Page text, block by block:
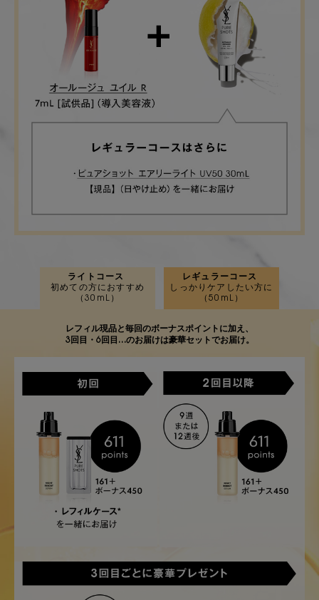
ライトコース
初めての方におすすめ
（30mL）
レギュラーコース
しっかりケアしたい方に
（50mL）
レフィル現品と毎回のボーナスポイントに加え、
3回目・6回目…のお届けは豪華セットでお届け。